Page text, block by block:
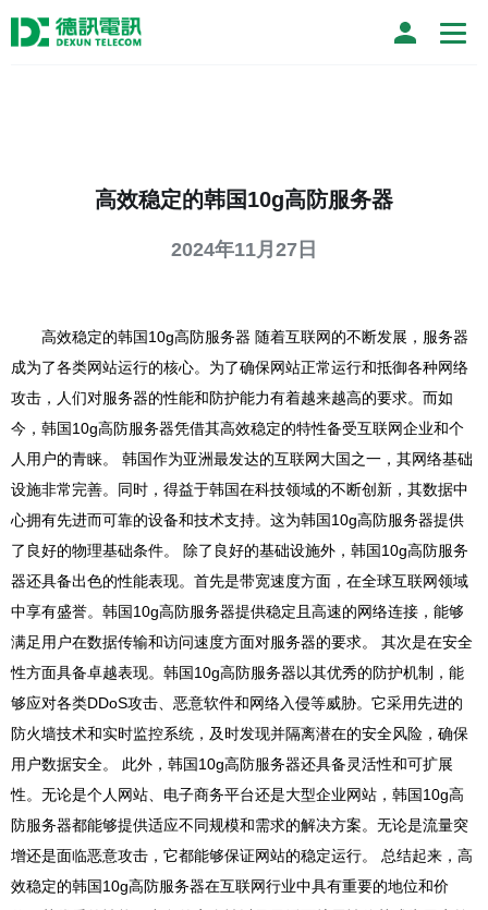
高效稳定的韩国10g高防服务器
2024年11月27日
高效稳定的韩国10g高防服务器 随着互联网的不断发展，服务器
成为了各类网站运行的核心。为了确保网站正常运行和抵御各种网络
攻击，人们对服务器的性能和防护能力有着越来越高的要求。而如
今，韩国10g高防服务器凭借其高效稳定的特性备受互联网企业和个
人用户的青睐。 韩国作为亚洲最发达的互联网大国之一，其网络基础
设施非常完善。同时，得益于韩国在科技领域的不断创新，其数据中
心拥有先进而可靠的设备和技术支持。这为韩国10g高防服务器提供
了良好的物理基础条件。 除了良好的基础设施外，韩国10g高防服务
器还具备出色的性能表现。首先是带宽速度方面，在全球互联网领域
中享有盛誉。韩国10g高防服务器提供稳定且高速的网络连接，能够
满足用户在数据传输和访问速度方面对服务器的要求。 其次是在安全
性方面具备卓越表现。韩国10g高防服务器以其优秀的防护机制，能
够应对各类DDoS攻击、恶意软件和网络入侵等威胁。它采用先进的
防火墙技术和实时监控系统，及时发现并隔离潜在的安全风险，确保
用户数据安全。 此外，韩国10g高防服务器还具备灵活性和可扩展
性。无论是个人网站、电子商务平台还是大型企业网站，韩国10g高
防服务器都能够提供适应不同规模和需求的解决方案。无论是流量突
增还是面临恶意攻击，它都能够保证网站的稳定运行。 总结起来，高
效稳定的韩国10g高防服务器在互联网行业中具有重要的地位和价